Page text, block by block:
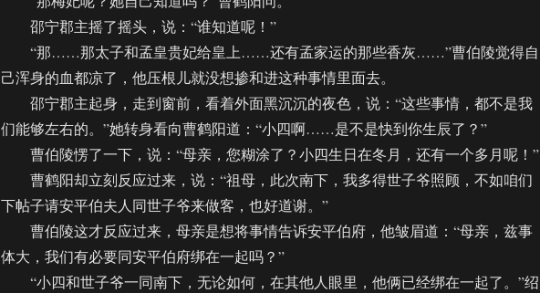
邵宁郡主摇了摇头，说：“谁知道呢！”
“那……那太子和孟皇贵妃给皇上……还有孟家运的那些香灰……”曹伯陵觉得自
己浑身的血都凉了，他压根儿就没想掺和进这种事情里面去。
邵宁郡主起身，走到窗前，看着外面黑沉沉的夜色，说：“这些事情，都不是我
们能够左右的。”她转身看向曹鹤阳道：“小四啊……是不是快到你生辰了？”
曹伯陵愣了一下，说：“母亲，您糊涂了？小四生日在冬月，还有一个多月呢！”
曹鹤阳却立刻反应过来，说：“祖母，此次南下，我多得世子爷照顾，不如咱们
下帖子请安平伯夫人同世子爷来做客，也好道谢。”
曹伯陵这才反应过来，母亲是想将事情告诉安平伯府，他皱眉道：“母亲，兹事
体大，我们有必要同安平伯府绑在一起吗？”
“小四和世子爷一同南下，无论如何，在其他人眼里，他俩已经绑在一起了。”绍